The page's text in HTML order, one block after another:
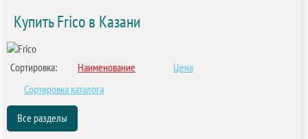
Купить Frico в Казани
Сортировка: Наименование
Цена
Сортировка каталога
Все разделы